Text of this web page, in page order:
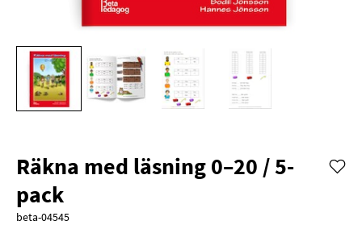
Räkna med läsning 0–20 / 5-
pack
beta-04545